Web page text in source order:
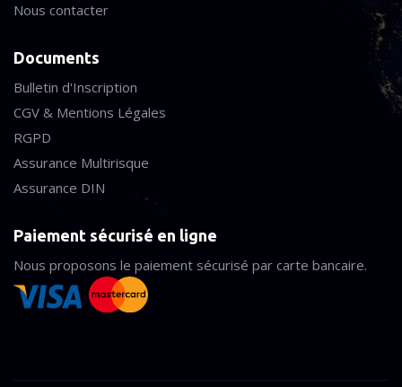
Nous contacter
Documents
Bulletin d'Inscription
CGV & Mentions Légales
RGPD
Assurance Multirisque
Assurance DIN
Paiement sécurisé en ligne
Nous proposons le paiement sécurisé par carte bancaire.